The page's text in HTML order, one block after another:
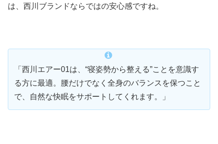
は、西川ブランドならではの安心感ですね。
「西川エアー01は、“寝姿勢から整える”ことを意識す
る方に最適。腰だけでなく全身のバランスを保つこと
で、自然な快眠をサポートしてくれます。」